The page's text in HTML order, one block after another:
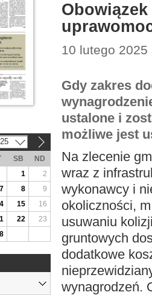
10 lutego
Gdy zakres
ustalone i
możliwe jest
Na zlecenie
wraz z
wykonawcy i
okoliczności,
usuwaniu
gruntowych
dodatkowe
wynagrodzeń.
SB
ND
1
2
7 8
9
15
16
22
23